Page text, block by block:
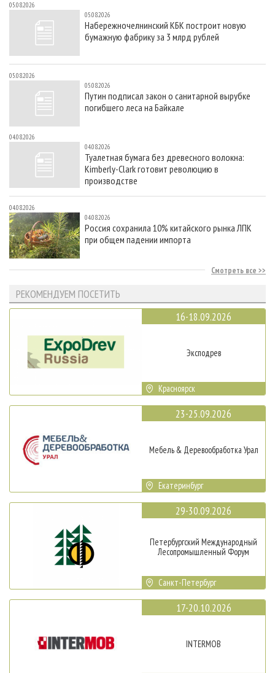
05.08.2026
05.08.2026
Набережночелнинский КБК построит новую
бумажную фабрику за 3 млрд рублей
05.08.2026
05.08.2026
Путин подписал закон о санитарной вырубке
погибшего леса на Байкале
04.08.2026
04.08.2026
Туалетная бумага без древесного волокна:
Kimberly-Clark готовит революцию в
производстве
04.08.2026
04.08.2026
Россия сохранила 10% китайского рынка ЛПК
при общем падении импорта
Смотреть все
РЕКОМЕНДУЕМ ПОСЕТИТЬ
16-18.09.2026
Эксподрев
Красноярск
23-25.09.2026
Мебель & Деревообработка Урал
Екатеринбург
29-30.09.2026
Петербургский Международный
Лесопромышленный Форум
Санкт-Петербург
17-20.10.2026
INTERMOB